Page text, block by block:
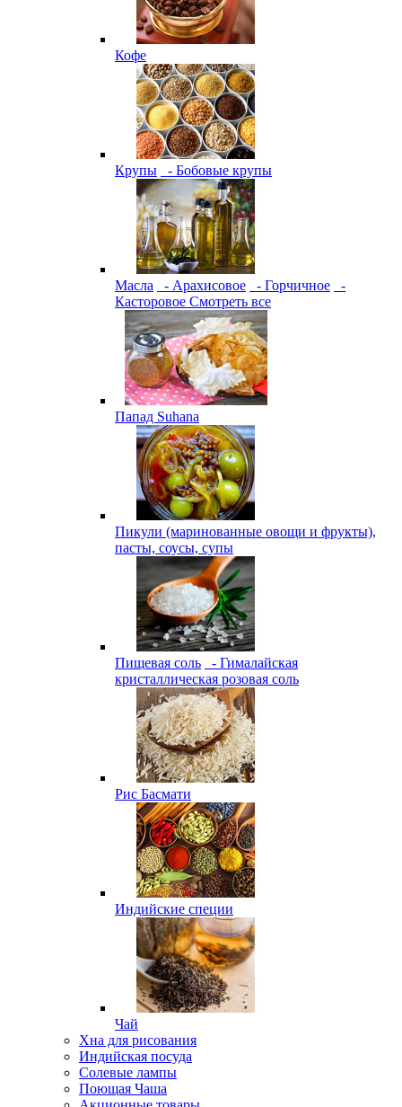
Кофе
Крупы - Бобовые крупы
Масла - Арахисовое - Горчичное
-
Касторовое Смотреть все
Папад Suhana
Пикули (маринованные овощи и фрукты),
пасты, соусы, супы
Пищевая соль
- Гималайская
кристаллическая розовая соль
Рис Басмати
Индийские специи
Чай
Хна для рисования
Индийская посуда
Солевые лампы
Поющая Чаша